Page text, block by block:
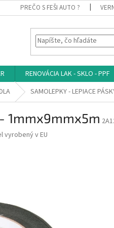
PREČO S FEŠI AUTO ?
RENOVÁCIA LAK - SKLO - PPF
SAMOLEPKY - LEPIACE
1mmx9mmx5m
vyrobený v EU